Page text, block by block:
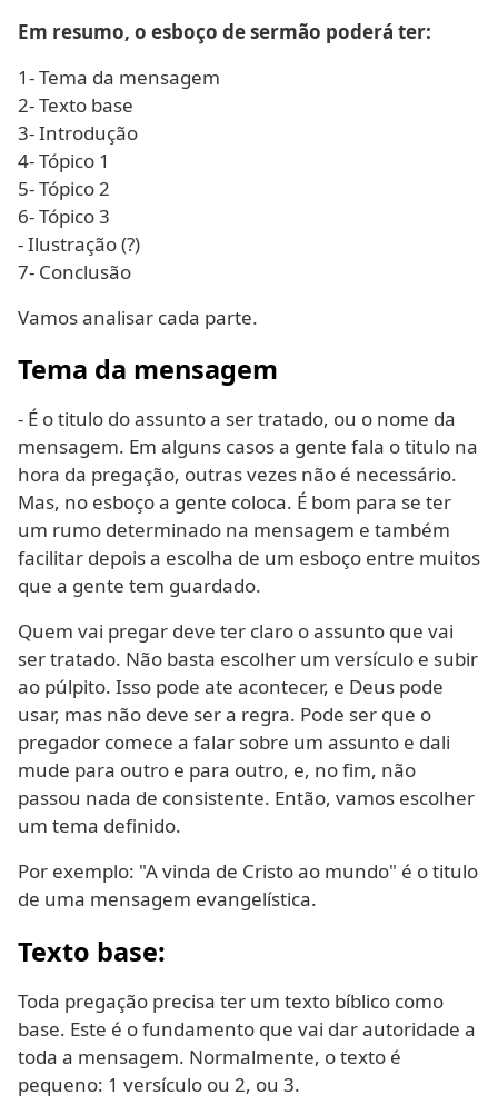
Em resumo, o esboço de sermão poderá ter:
1- Tema da mensagem
2- Texto base
3- Introdução
4- Tópico 1
5- Tópico 2
6- Tópico 3
- Ilustração (?)
7- Conclusão
Vamos analisar cada parte.
Tema da mensagem
- É o titulo do assunto a ser tratado, ou o nome da
mensagem. Em alguns casos a gente fala o titulo na
hora da pregação, outras vezes não é necessário.
Mas, no esboço a gente coloca. É bom para se ter
um rumo determinado na mensagem e também
facilitar depois a escolha de um esboço entre muitos
que a gente tem guardado.
Quem vai pregar deve ter claro o assunto que vai
ser tratado. Não basta escolher um versículo e subir
ao púlpito. Isso pode ate acontecer, e Deus pode
usar, mas não deve ser a regra. Pode ser que o
pregador comece a falar sobre um assunto e dali
mude para outro e para outro, e, no fim, não
passou nada de consistente. Então, vamos escolher
um tema definido.
Por exemplo: "A vinda de Cristo ao mundo" é o titulo
de uma mensagem evangelística.
Texto base:
Toda pregação precisa ter um texto bíblico como
base. Este é o fundamento que vai dar autoridade a
toda a mensagem. Normalmente, o texto é
pequeno: 1 versículo ou 2, ou 3.